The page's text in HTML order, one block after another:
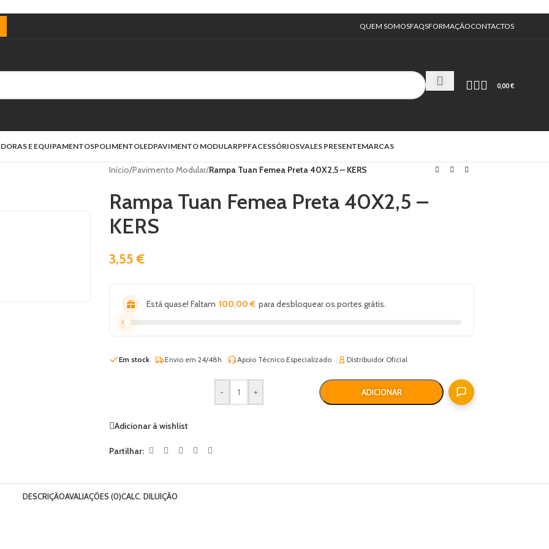
QUEM SOMOSFAQSFORMAÇÃOCONTACTOS
0,00€
E EQUIPAMENTOSPOLIMENTOLEDPAVIMENTO MODULARPPFACESSÓRIOSVALES PRESENTEMARCAS
Início/Pavimento Modular/Rampa Tuan Femea Preta 40X2,5 – KERS
Rampa Tuan Femea Preta 40X2,5 –
KERS
3,55€
Está quase! Faltam 100,00€ para desbloquear os portes grátis.
Em stock Envio em 24/48h Apoio Técnico Especializado Distribuidor Oficial
- + ADICIONAR
Adicionar à wishlist
Partilhar:
DESCRIÇÃOAVALIAÇÕES (0)CALC. DILUIÇÃO